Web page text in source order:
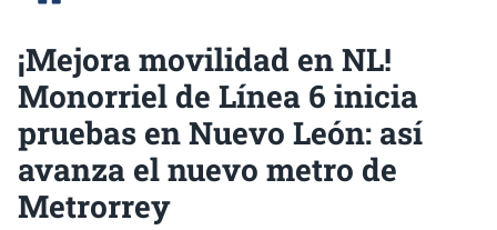
¡Mejora movilidad en NL!
Monorriel de Línea 6 inicia
pruebas en Nuevo León: así
avanza el nuevo metro de
Metrorrey